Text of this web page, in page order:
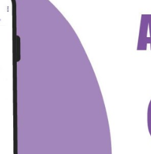
SVETSKO PRVENSTVO 2026
Španija je prvak sveta!